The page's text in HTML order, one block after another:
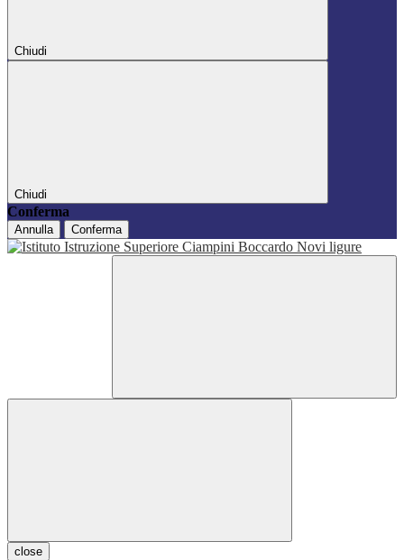
Chiudi
Chiudi
Conferma
Annulla Conferma
close